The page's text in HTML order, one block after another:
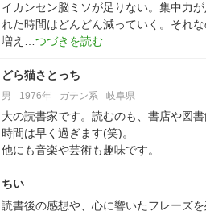
イカンセン脳ミソが足りない。集中力
れた時間はどんどん減っていく。それ
増え
どら猫さとっち
男 1976年 ガテン系 岐阜県
大の読書家です。読むのも、書店や図
時間は早く過ぎます(笑)。
他にも音楽や芸術も趣味です。
ちい
読書後の感想や、心に響いたフレーズ